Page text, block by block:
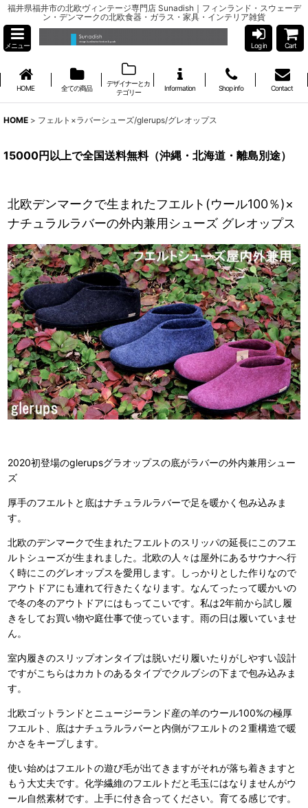
福井県福井市の北欧ヴィンテージ専門店 Sunadish｜フィンランド・スウェーデ
ン・デンマークの北欧食器・ガラス・家具・インテリア雑貨
メニュー Log in Cart
HOME 全ての商品
デザイナーとカ
テゴリー
Information Shop info Contact
HOME > フェルト×ラバーシューズ/glerups/グレオップス
15000円以上で全国送料無料（沖縄・北海道・離島別途）
北欧デンマークで生まれたフエルト(ウール100％)×
ナチュラルラバーの外内兼用シューズ グレオップス
2020初登場のglerupsグラオップスの底がラバーの外内兼用シュー
ズ
厚手のフエルトと底はナチュラルラバーで足を暖かく包み込みま
す。
北欧のデンマークで生まれたフエルトのスリッパの延長にこのフエ
ルトシューズが生まれました。北欧の人々は屋外にあるサウナへ行
く時にこのグレオップスを愛用します。しっかりとした作りなので
アウトドアにも連れて行きたくなります。なんてったって暖かいの
で冬の冬のアウトドアにはもってこいです。私は2年前から試し履
きをしてお買い物や庭仕事で使っています。雨の日は履いていませ
ん。
室内履きのスリップオンタイプは脱いだり履いたりがしやすい設計
ですがこちらはカカトのあるタイプでクルブシの下まで包み込みま
す。
北欧ゴットランドとニュージーランド産の羊のウール100%の極厚
フエルト、底はナチュラルラバーと内側がフエルトの２重構造で暖
かさをキープします。
使い始めはフエルトの遊び毛が出てきますがそれが落ち着きますと
もう大丈夫です。化学繊維のフエルトだと毛玉にはなりませんがウ
ール自然素材です。上手に付き合ってください。育てる感じです。